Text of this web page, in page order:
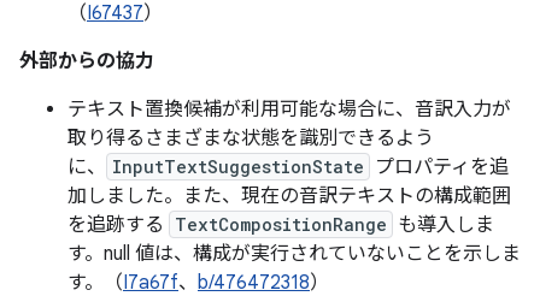
（I67437）
外部からの協力
テキスト置換候補が利用可能な場合に、音訳入力が
取り得るさまざまな状態を識別できるよう
に、
InputTextSuggestionState
プロパティを追
加しました。また、現在の音訳テキストの構成範囲
を追跡する
TextCompositionRange も導入しま
す。null 値は、構成が実行されていないことを示しま
す。（I7a67f、 b/476472318）